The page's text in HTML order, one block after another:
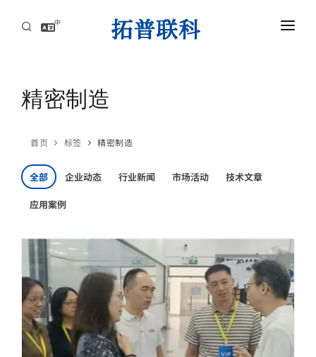
中
AI服务器高速互连解方案
联系
精密制造
首页 标签 精密制造
全部 企业动态 行业新闻 市场活动 技术文章
应用案例